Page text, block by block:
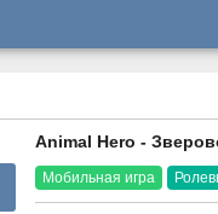
Animal Hero -
Мобильная игра